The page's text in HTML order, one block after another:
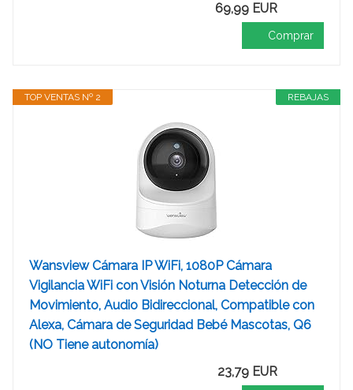
69,99 EUR
Comprar
REBAJAS
TOP VENTAS Nº 2
Wansview Cámara IP WiFi, 1080P Cámara
Vigilancia WiFi con Visión Noturna Detección de
Movimiento, Audio Bidireccional, Compatible con
Alexa, Cámara de Seguridad Bebé Mascotas, Q6
(NO Tiene autonomía)
23,79 EUR